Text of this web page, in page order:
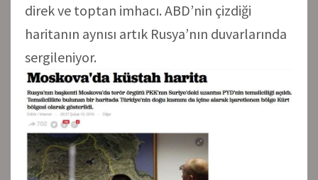
direk ve toptan imhacı. ABD’nin çizdiği
haritanın aynısı artık Rusya’nın duvarlarında
sergileniyor.